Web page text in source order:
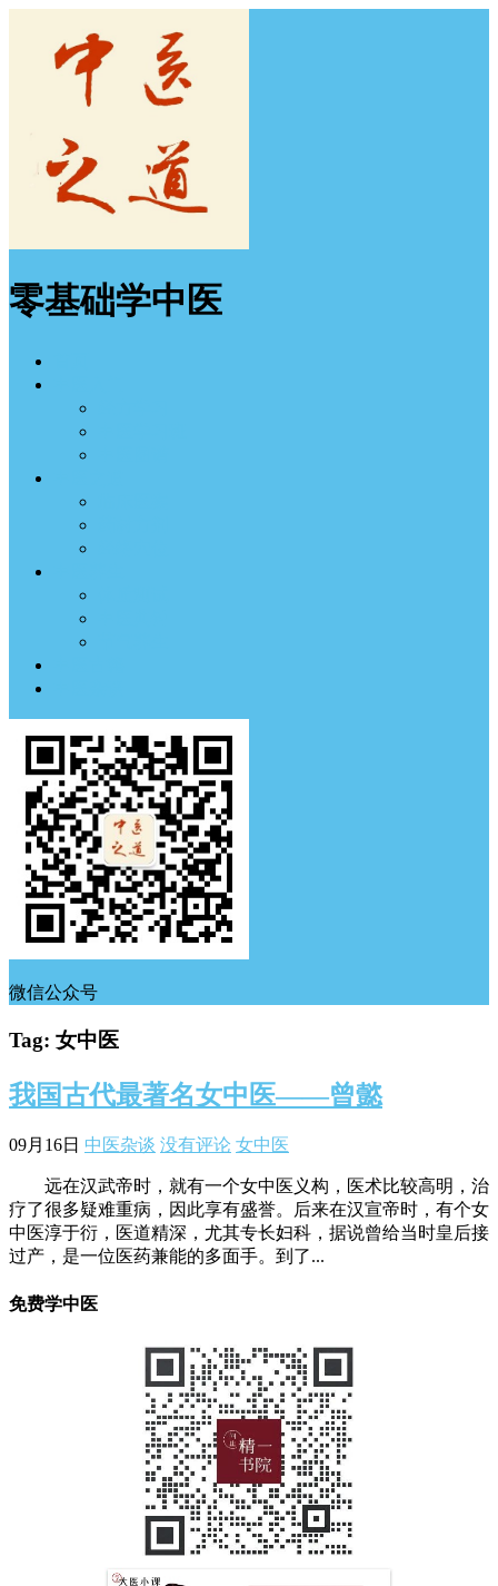
零基础学中医
微信公众号
Tag: 女中医
我国古代最著名女中医——曾懿
09月16日 中医杂谈 没有评论 女中医
远在汉武帝时，就有一个女中医义构，医术比较高明，治
疗了很多疑难重病，因此享有盛誉。后来在汉宣帝时，有个女
中医淳于衍，医道精深，尤其专长妇科，据说曾给当时皇后接
过产，是一位医药兼能的多面手。到了...
免费学中医